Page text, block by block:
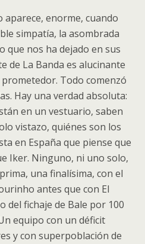
aparece, enorme, cuando
simpatía, la asombrada
que nos ha dejado en sus
de La Banda es alucinante
Todo comenzó
Hay una verdad absoluta:
en un vestuario, saben
vistazo, quiénes son los
en España que piense que
Iker. Ninguno, ni uno solo,
una finalísima, con el
antes que con El
del fichaje de Bale por 100
equipo con un déficit
y con superpoblación de